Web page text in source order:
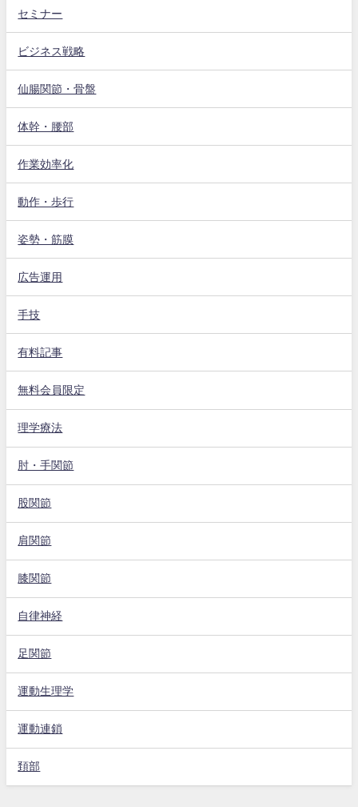
セミナー
ビジネス戦略
仙腸関節・骨盤
体幹・腰部
作業効率化
動作・歩行
姿勢・筋膜
広告運用
手技
有料記事
無料会員限定
理学療法
肘・手関節
股関節
肩関節
膝関節
自律神経
足関節
運動生理学
運動連鎖
頚部